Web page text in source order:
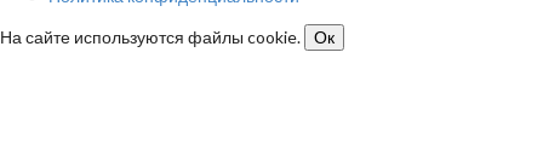
На сайте используются файлы cookie.
Ок